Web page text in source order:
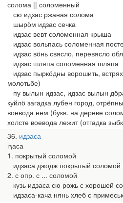
солома || соломенный
сю идзас ржаная солома
шырӧм идзас сечка
идзас вевт соломенная крыша
идзас вольпась соломенная
идзас вӧнь свясло, перевясло
идзас шляпа соломенная шляпа
идзас пыркӧдны ворошить,
молотьбе)
пу вылын идзас, идзас вылын
куйлӧ загадка лубен город,
воевода нем (букв. на дереве
холсте воевода лежит (отгадка
36 идзаса
іԇаса
1. покрытый соломой
идзаса джодж покрытый соломой
2. с опр. с ... соломой
кузь идзаса сю рожь с хорошей
идзаса-кача нянь хлеб с